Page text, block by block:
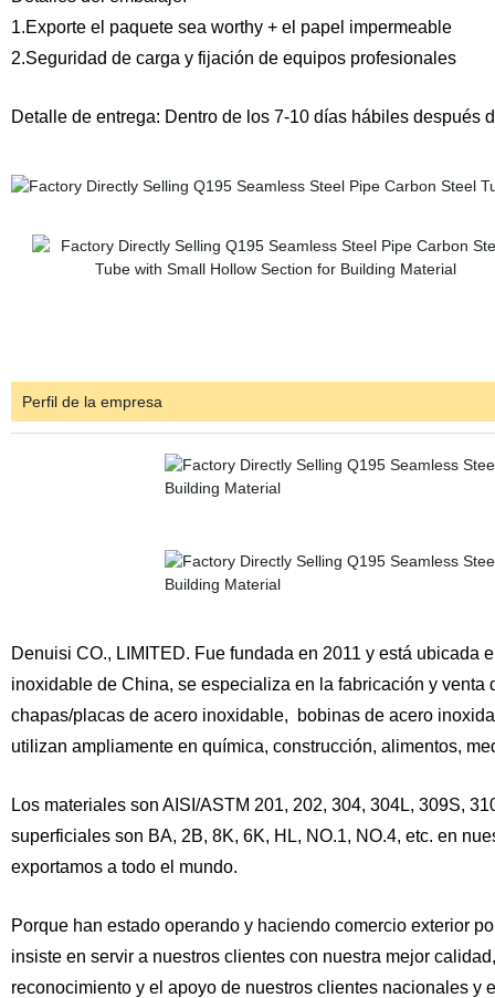
1.Exporte el paquete sea worthy + el papel impermeable
2.Seguridad de carga y fijación de equipos profesionales
Detalle de entrega: Dentro de los 7-10 días hábiles
Perfil de la empresa
Denuisi CO., LIMITED. Fue fundada en 2011 y está
inoxidable de China, se especializa en la fabricación y
chapas/placas de acero inoxidable,
bobinas de acero
utilizan ampliamente en química, construcción, alimentos,
Los materiales son AISI/ASTM 201, 202, 304, 304L, 309S,
superficiales son BA, 2B, 8K, 6K, HL, NO.1, NO.4, etc. en
exportamos a todo el mundo.
Porque han estado operando y haciendo comercio exterior
insiste en servir a nuestros clientes con nuestra mejor
reconocimiento y el apoyo de nuestros clientes nacionales y